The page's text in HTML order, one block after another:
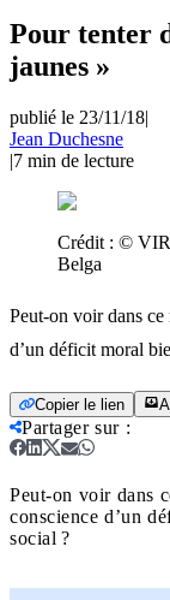
Pour tenter
jaunes »
publié le 23/11/18|
Jean Duchesne
|7 min de lecture
Crédit : ©
Belga
Peut-on voir dans ce
d’un déficit moral
Copier le lien
Partager sur:
Peut-on voir dans
conscience d’un
social ?